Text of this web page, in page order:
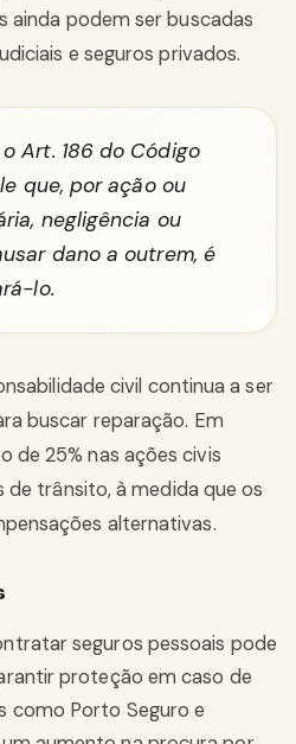
ainda podem ser buscadas
e seguros privados.
Art. 186 do Código
que, por ação ou
negligência ou
dano a outrem, é
lo.
civil continua a ser
buscar reparação. Em
de 25% nas ações civis
de trânsito, à medida que os
alternativas.
seguros pessoais pode
proteção em caso de
como Porto Seguro e